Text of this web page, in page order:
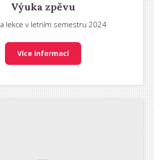
Výuka zpěvu
lekce v letním semestru 2024
Více informací